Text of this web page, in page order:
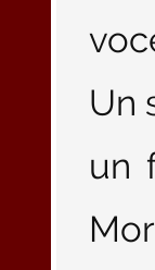
Un
un